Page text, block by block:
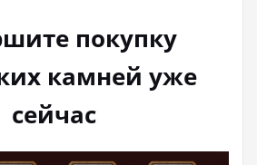
покупку
камней уже
сейчас